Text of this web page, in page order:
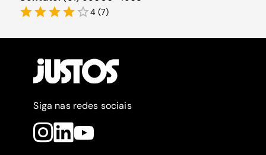
4 (7)
Siga nas redes sociais